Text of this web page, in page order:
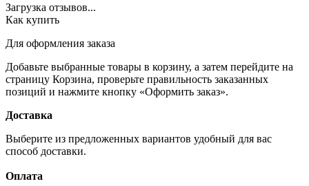
Загрузка отзывов...
Как купить
Для оформления заказа
Добавьте выбранные товары в корзину, а затем перейдите на
страницу Корзина, проверьте правильность заказанных
позиций и нажмите кнопку «Оформить заказ».
Доставка
Выберите из предложенных вариантов удобный для вас
способ доставки.
Оплата